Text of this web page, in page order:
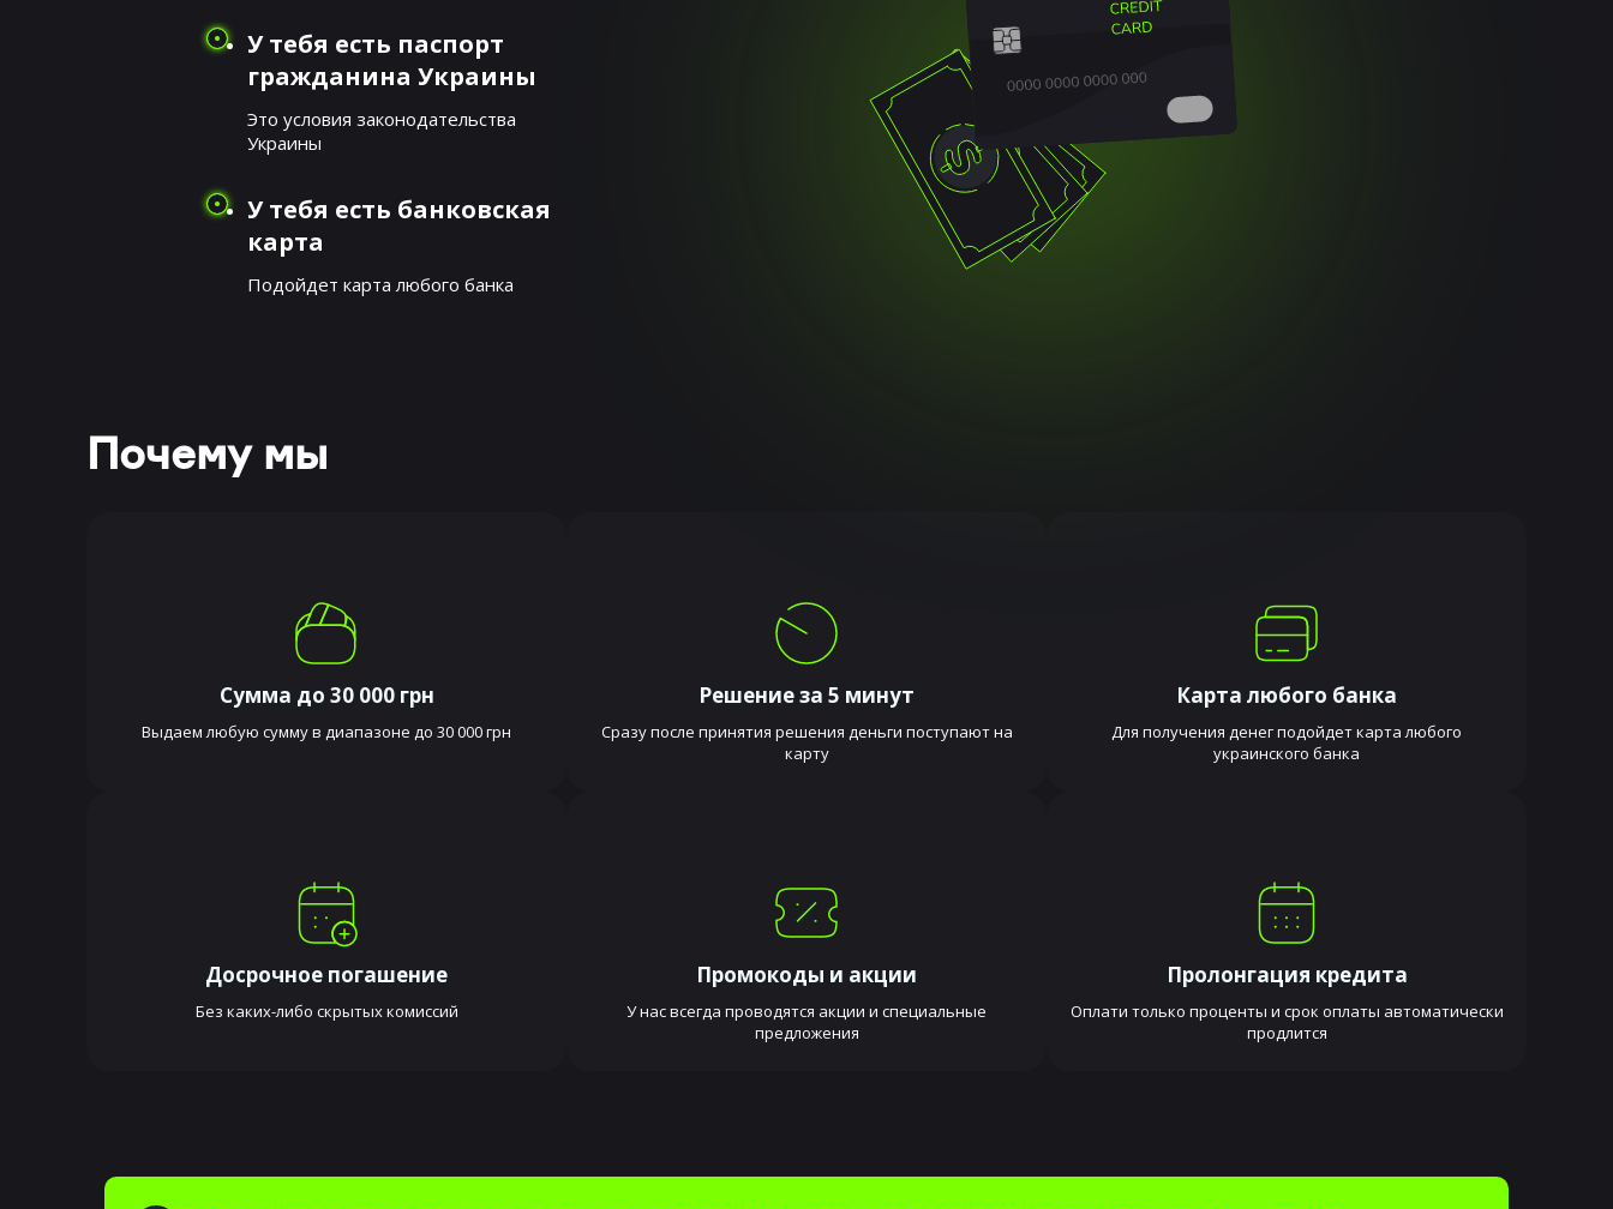
У тебя есть паспорт
гражданина Украины
Это условия законодательства
Украины
У тебя есть банковская
карта
Подойдет карта любого банка
Почему мы
Сумма до 30 000 грн
Выдаем любую сумму в диапазоне до 30 000 грн
Решение за 5 минут
Сразу после принятия решения деньги поступают на
карту
Карта любого банка
Для получения денег подойдет карта любого
украинского банка
Досрочное погашение
Без каких-либо скрытых комиссий
Промокоды и акции
У нас всегда проводятся акции и специальные
предложения
Пролонгация кредита
Оплати только проценты и срок оплаты автоматически
продлится